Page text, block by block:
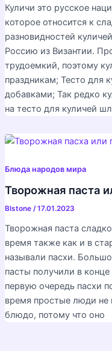
Куличи это русское
которое относится к
разновидностей
Россию из Византии.
трудоемкий, поэтому
праздникам; Тесто для
добавками; Так редко
на тесто для куличей
Блюда народов мира
Творожная паста
Blstone /17.01.2023
Творожная паста
время также как и в
называли пасхи.
пасты получили в конце
первую очередь пасхи
время простые люди не
блюдо, потому что оно